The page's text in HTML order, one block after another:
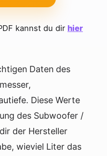
kannst du dir hier
Daten des
Diese Werte
des Subwoofer /
der Hersteller
wieviel Liter das